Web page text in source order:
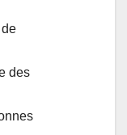
des